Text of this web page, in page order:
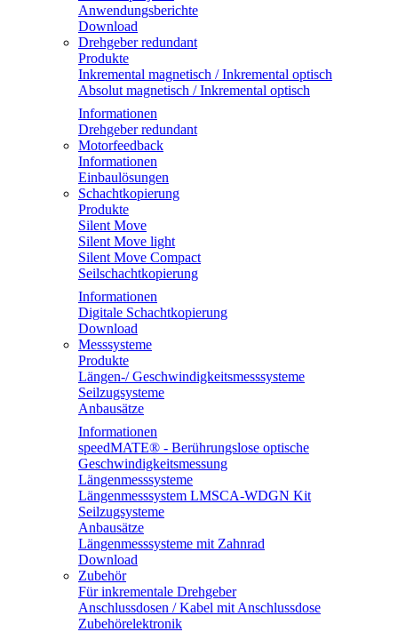
Anwendungsberichte
Download
Drehgeber redundant
Produkte
Inkremental magnetisch / Inkremental optisch
Absolut magnetisch / Inkremental optisch
Informationen
Drehgeber redundant
Motorfeedback
Informationen
Einbaulösungen
Schachtkopierung
Produkte
Silent Move
Silent Move light
Silent Move Compact
Seilschachtkopierung
Informationen
Digitale Schachtkopierung
Download
Messsysteme
Produkte
Längen-/ Geschwindigkeitsmesssysteme
Seilzugsysteme
Anbausätze
Informationen
speedMATE® - Berührungslose optische
Geschwindigkeitsmessung
Längenmesssysteme
Längenmesssystem LMSCA-WDGN Kit
Seilzugsysteme
Anbausätze
Längenmesssysteme mit Zahnrad
Download
Zubehör
Für inkrementale Drehgeber
Anschlussdosen / Kabel mit Anschlussdose
Zubehörelektronik